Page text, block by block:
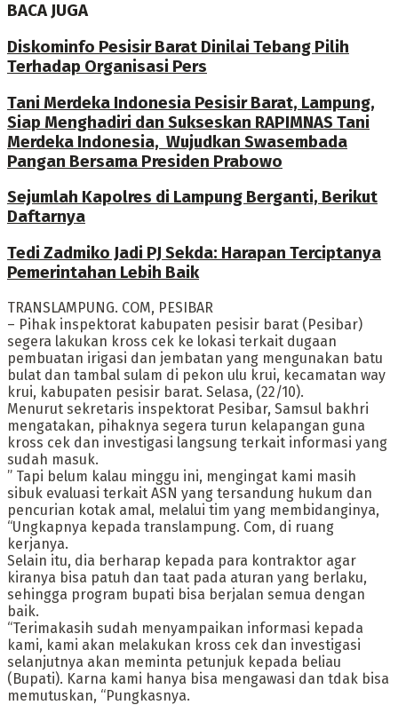
BACA JUGA
Diskominfo Pesisir Barat Dinilai Tebang Pilih
Terhadap Organisasi Pers
Tani Merdeka Indonesia Pesisir Barat, Lampung,
Siap Menghadiri dan Sukseskan RAPIMNAS Tani
Merdeka Indonesia, Wujudkan Swasembada
Pangan Bersama Presiden Prabowo
Sejumlah Kapolres di Lampung Berganti, Berikut
Daftarnya
Tedi Zadmiko Jadi PJ Sekda: Harapan Terciptanya
Pemerintahan Lebih Baik
TRANSLAMPUNG. COM, PESIBAR
– Pihak inspektorat kabupaten pesisir barat (Pesibar)
segera lakukan kross cek ke lokasi terkait dugaan
pembuatan irigasi dan jembatan yang mengunakan batu
bulat dan tambal sulam di pekon ulu krui, kecamatan way
krui, kabupaten pesisir barat. Selasa, (22/10).
Menurut sekretaris inspektorat Pesibar, Samsul bakhri
mengatakan, pihaknya segera turun kelapangan guna
kross cek dan investigasi langsung terkait informasi yang
sudah masuk.
” Tapi belum kalau minggu ini, mengingat kami masih
sibuk evaluasi terkait ASN yang tersandung hukum dan
pencurian kotak amal, melalui tim yang membidanginya,
“Ungkapnya kepada translampung. Com, di ruang
kerjanya.
Selain itu, dia berharap kepada para kontraktor agar
kiranya bisa patuh dan taat pada aturan yang berlaku,
sehingga program bupati bisa berjalan semua dengan
baik.
“Terimakasih sudah menyampaikan informasi kepada
kami, kami akan melakukan kross cek dan investigasi
selanjutnya akan meminta petunjuk kepada beliau
(Bupati). Karna kami hanya bisa mengawasi dan tdak bisa
memutuskan, “Pungkasnya.